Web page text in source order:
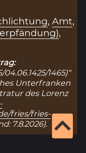
,Amt,
,
04.06.1425/1465)“
Unterfranken
des Lorenz
fries/fries-
7.8.2026).